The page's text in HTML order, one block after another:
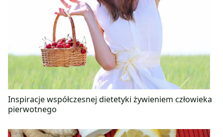
Inspiracje współczesnej dietetyki żywieniem człowieka
pierwotnego